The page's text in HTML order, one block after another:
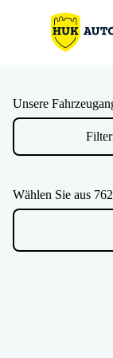
Unsere
Wählen Sie aus